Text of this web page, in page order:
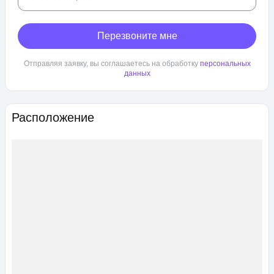
Расположение
Перезвоните мне
Отправляя заявку, вы соглашаетесь на обработку персональных
данных